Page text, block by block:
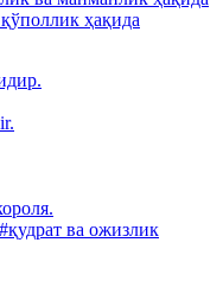
ҳақида
#қудрат ва ожизлик